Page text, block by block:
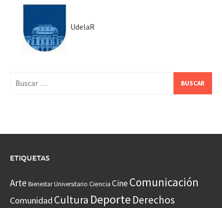
UdelaR
ETIQUETAS
Arte Bienestar Universitario Ciencia CineComunicación
Comunidad Cultura Deporte Derechos